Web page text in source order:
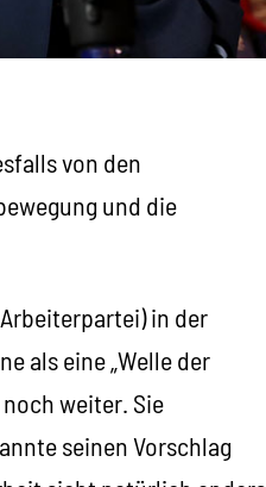
von den
und die
in der
als eine „Welle der
weiter. Sie
seinen Vorschlag